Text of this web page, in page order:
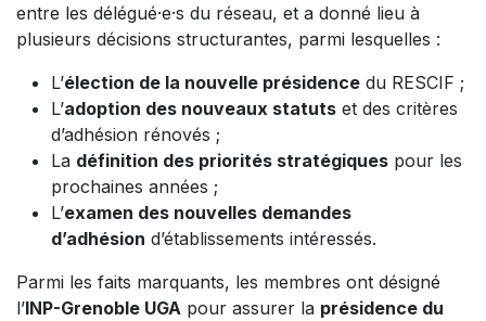
entre les délégué·e·s du réseau, et a donné lieu à
plusieurs décisions structurantes, parmi lesquelles :
L’élection de la nouvelle présidence du RESCIF ;
L’adoption des nouveaux statuts et des critères
d’adhésion rénovés ;
La définition des priorités stratégiques pour les
prochaines années ;
L’examen des nouvelles demandes
d’adhésion d’établissements intéressés.
Parmi les faits marquants, les membres ont désigné
l’INP-Grenoble UGA pour assurer la présidence du